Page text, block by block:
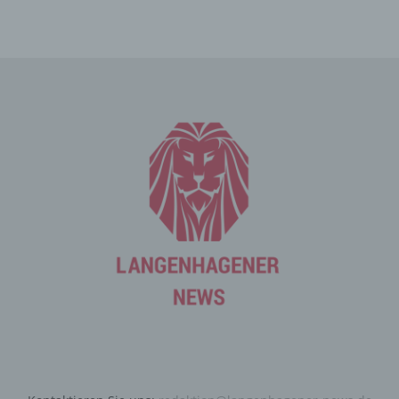
eigene Zwecke erhoben und gespeichert. Der für die
Verarbeitung Verantwortliche kann die Weitergabe an
einen oder mehrere Auftragsverarbeiter, beispielsweise
einen Paketdienstleister, veranlassen, der die
personenbezogenen Daten ebenfalls ausschließlich für
eine interne Verwendung, die dem für die Verarbeitung
Durch eine Registrierung auf der Internetseite des für die
Verarbeitung Verantwortlichen wird ferner die vom
unserer Dienste verhindert werden kann, und diese